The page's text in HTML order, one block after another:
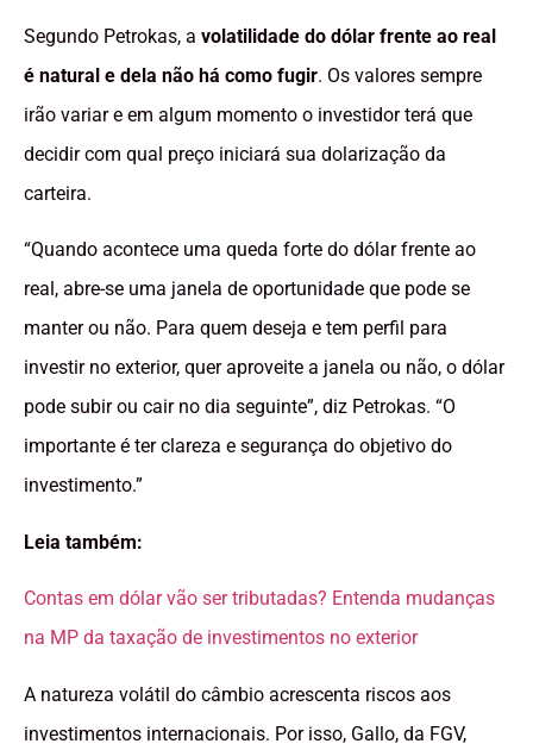
Segundo Petrokas, a volatilidade do dólar frente ao real
é natural e dela não há como fugir. Os valores sempre
irão variar e em algum momento o investidor terá que
decidir com qual preço iniciará sua dolarização da
carteira.
“Quando acontece uma queda forte do dólar frente ao
real, abre-se uma janela de oportunidade que pode se
manter ou não. Para quem deseja e tem perfil para
investir no exterior, quer aproveite a janela ou não, o dólar
pode subir ou cair no dia seguinte”, diz Petrokas. “O
importante é ter clareza e segurança do objetivo do
investimento.”
Leia também:
Contas em dólar vão ser tributadas? Entenda mudanças
na MP da taxação de investimentos no exterior
A natureza volátil do câmbio acrescenta riscos aos
investimentos internacionais. Por isso, Gallo, da FGV,